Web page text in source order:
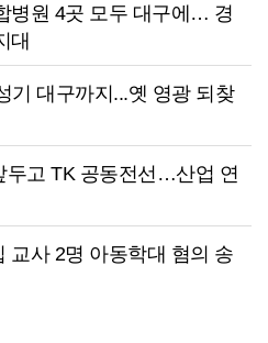
병원 4곳 모두 대구에… 경
대
기 대구까지...옛 영광 되찾
두고 TK 공동전선…산업 연
교사 2명 아동학대 혐의 송